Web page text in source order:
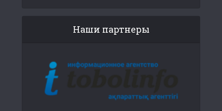
Наши партнеры